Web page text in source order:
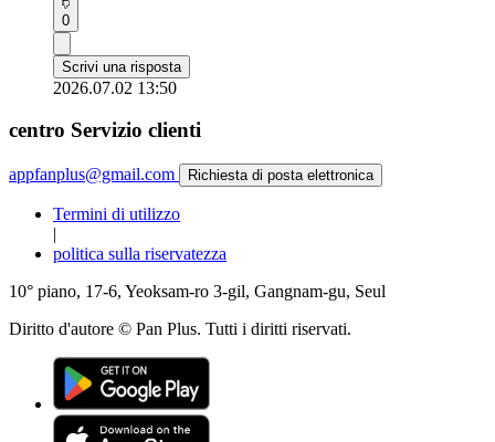
0
Scrivi una risposta
2026.07.02 13:50
centro Servizio clienti
appfanplus@gmail.com Richiesta di posta elettronica
Termini di utilizzo
|
politica sulla riservatezza
10° piano, 17-6, Yeoksam-ro 3-gil, Gangnam-gu, Seul
Diritto d'autore © Pan Plus. Tutti i diritti riservati.